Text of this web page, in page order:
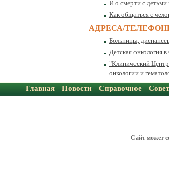
И о смерти с детьми
Как общаться с
АДРЕСА/
Больницы,
Детская онкология
"Клинический
онкологии и
Главная Новости Справочное
Сайт может